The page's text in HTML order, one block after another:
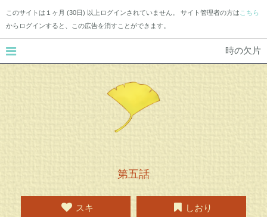
このサイトは１ヶ月 (30日) 以上ログインされていません。 サイト管理者の方は こちら
からログインすると、この広告を消すことができます。
時の欠片
第五話
スキ しおり